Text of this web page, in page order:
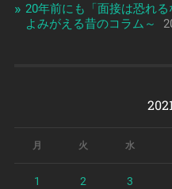
20年前にも「面接は恐れ
よみがえる昔のコラム～
月 火 水
1 2 3